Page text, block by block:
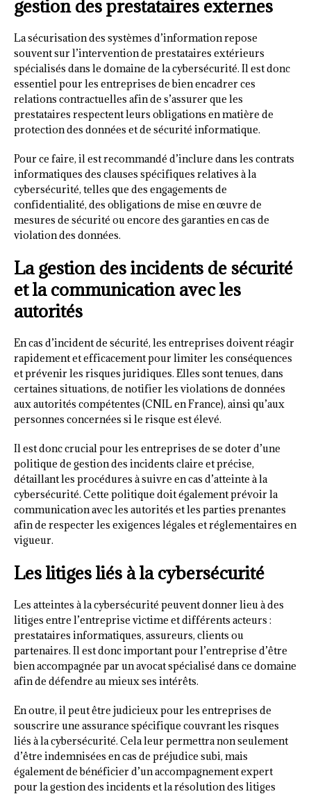
gestion des prestataires externes
La sécurisation des systèmes d’information repose
souvent sur l’intervention de prestataires extérieurs
spécialisés dans le domaine de la cybersécurité. Il est donc
essentiel pour les entreprises de bien encadrer ces
relations contractuelles afin de s’assurer que les
prestataires respectent leurs obligations en matière de
protection des données et de sécurité informatique.
Pour ce faire, il est recommandé d’inclure dans les contrats
informatiques des clauses spécifiques relatives à la
cybersécurité, telles que des engagements de
confidentialité, des obligations de mise en œuvre de
mesures de sécurité ou encore des garanties en cas de
violation des données.
La gestion des incidents de sécurité
et la communication avec les
autorités
En cas d’incident de sécurité, les entreprises doivent réagir
rapidement et efficacement pour limiter les conséquences
et prévenir les risques juridiques. Elles sont tenues, dans
certaines situations, de notifier les violations de données
aux autorités compétentes (CNIL en France), ainsi qu’aux
personnes concernées si le risque est élevé.
Il est donc crucial pour les entreprises de se doter d’une
politique de gestion des incidents claire et précise,
détaillant les procédures à suivre en cas d’atteinte à la
cybersécurité. Cette politique doit également prévoir la
communication avec les autorités et les parties prenantes
afin de respecter les exigences légales et réglementaires en
vigueur.
Les litiges liés à la cybersécurité
Les atteintes à la cybersécurité peuvent donner lieu à des
litiges entre l’entreprise victime et différents acteurs :
prestataires informatiques, assureurs, clients ou
partenaires. Il est donc important pour l’entreprise d’être
bien accompagnée par un avocat spécialisé dans ce domaine
afin de défendre au mieux ses intérêts.
En outre, il peut être judicieux pour les entreprises de
souscrire une assurance spécifique couvrant les risques
liés à la cybersécurité. Cela leur permettra non seulement
d’être indemnisées en cas de préjudice subi, mais
également de bénéficier d’un accompagnement expert
pour la gestion des incidents et la résolution des litiges